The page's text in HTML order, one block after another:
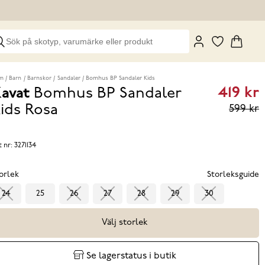
Barn Barnskor Sandaler Bomhus BP Sandaler Kids
Bomhus BP Sandaler
Rosa
Current
599 kr
419 kr
599 kr
nr: 3271134
Storleksguide
24 25 26 27 28 29 30
Välj storlek
Se lagerstatus i butik